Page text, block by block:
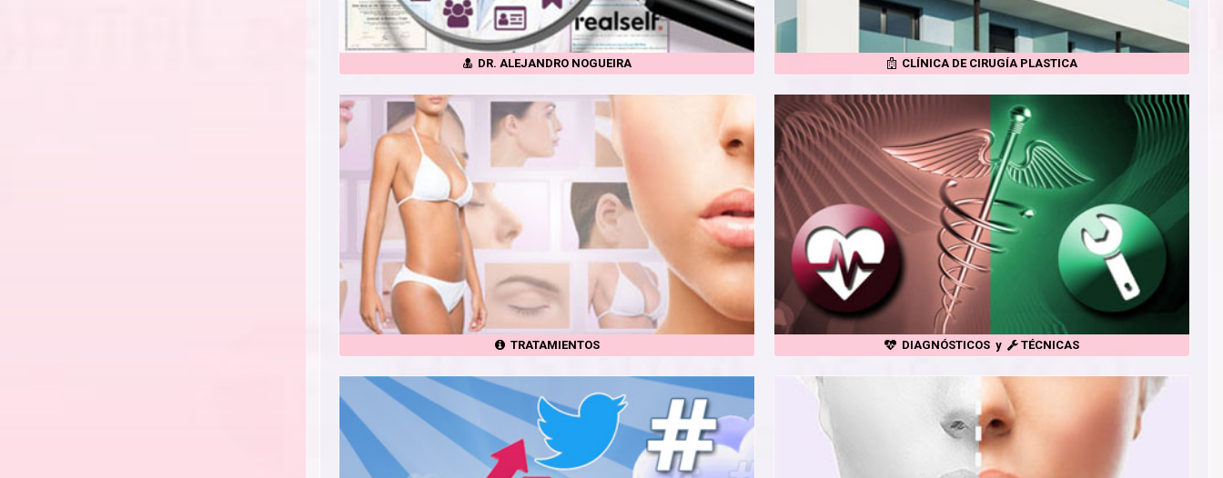
DR. ALEJANDRO NOGUEIRA CLÍNICA DE CIRUGÍA PLASTICA
TRATAMIENTOS DIAGNÓSTICOS y TÉCNICAS